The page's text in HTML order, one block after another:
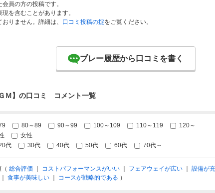
員の方の投稿です。
を含むことがあります。
りません。詳細は、 口コミ投稿の掟をご覧ください。
プレー履歴から口コミを書く
Ｍ】の口コミ コメント一覧
80～89 90～99 100～109 110～119
120～
女性
代 30代 40代 50代 60代 70代～
総合評価 コストパフォーマンスがいい フェアウェイが広い 設備が
食事が美味しい コースが戦略的である ）